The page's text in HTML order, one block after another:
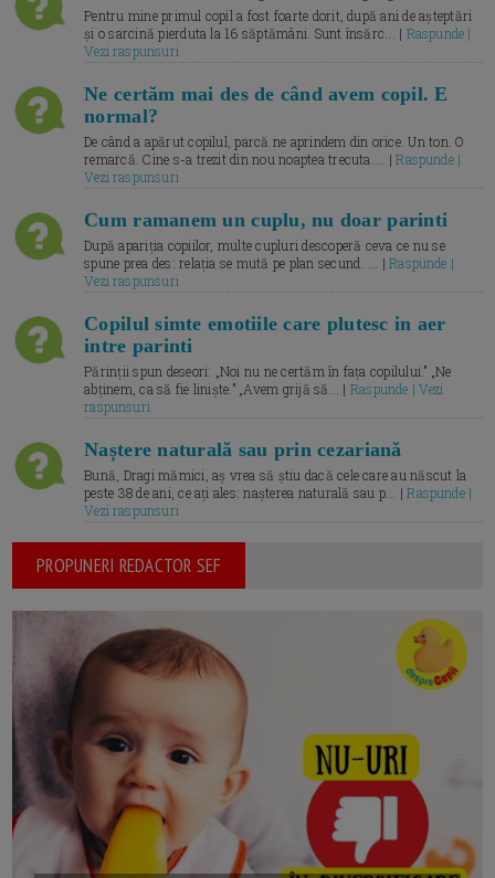
Pentru mine primul copil a fost foarte dorit, după ani de așteptări
și o sarcină pierduta la 16 săptămâni. Sunt însărc... | Raspunde |
Vezi raspunsuri
Ne certăm mai des de când avem copil. E
normal?
De când a apărut copilul, parcă ne aprindem din orice. Un ton. O
remarcă. Cine s-a trezit din nou noaptea trecuta.... |Raspunde |
Vezi raspunsuri
Cum ramanem un cuplu, nu doar parinti
După apariția copiilor, multe cupluri descoperă ceva ce nu se
spune prea des: relația se mută pe plan secund. ... |Raspunde |
Vezi raspunsuri
Copilul simte emotiile care plutesc in aer
intre parinti
Părinții spun deseori: „Noi nu ne certăm în fața copilului.” „Ne
abținem, ca să fie liniște.” „Avem grijă să... | Raspunde | Vezi
raspunsuri
Naștere naturală sau prin cezariană
Bună, Dragi mămici, aș vrea să știu dacă cele care au născut la
peste 38 de ani, ce ați ales: nașterea naturală sau p... |Raspunde |
Vezi raspunsuri
PROPUNERI REDACTOR SEF